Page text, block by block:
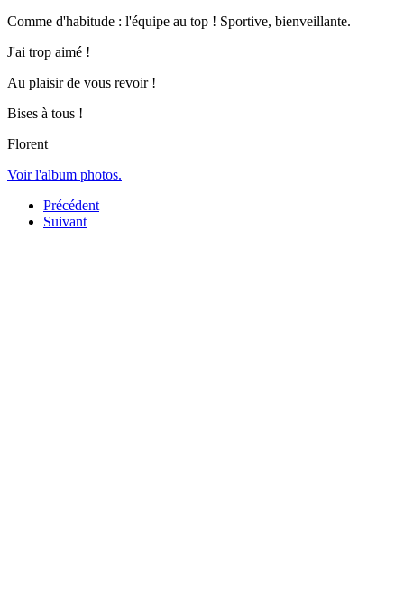
Comme d'habitude : l'équipe au top ! Sportive, bienveillante.
J'ai trop aimé !
Au plaisir de vous revoir !
Bises à tous !
Florent
Voir l'album photos.
Précédent
Suivant